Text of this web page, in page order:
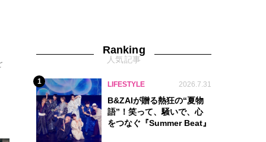
Ranking
人気記事
1 LIFESTYLE 2026.7.31
B&ZAIが贈る熱狂の“夏物
語”！笑って、騒いで、心
をつなぐ『Summer Beat』